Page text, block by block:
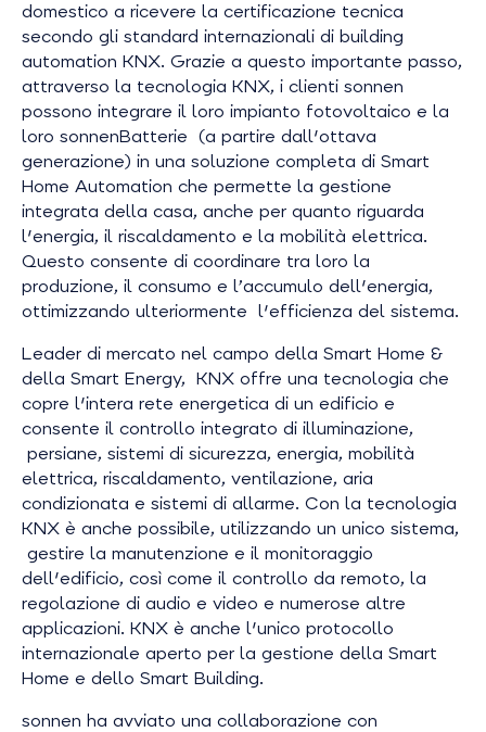
domestico a ricevere la certificazione tecnica
secondo gli standard internazionali di building
automation KNX. Grazie a questo importante passo,
attraverso la tecnologia KNX, i clienti sonnen
possono integrare il loro impianto fotovoltaico e la
loro sonnenBatterie (a partire dall'ottava
generazione) in una soluzione completa di Smart
Home Automation che permette la gestione
integrata della casa, anche per quanto riguarda
l'energia, il riscaldamento e la mobilità elettrica.
Questo consente di coordinare tra loro la
produzione, il consumo e l’accumulo dell'energia,
ottimizzando ulteriormente l'efficienza del sistema.
Leader di mercato nel campo della Smart Home &
della Smart Energy, KNX offre una tecnologia che
copre l'intera rete energetica di un edificio e
consente il controllo integrato di illuminazione,
persiane, sistemi di sicurezza, energia, mobilità
elettrica, riscaldamento, ventilazione, aria
condizionata e sistemi di allarme. Con la tecnologia
KNX è anche possibile, utilizzando un unico sistema,
gestire la manutenzione e il monitoraggio
dell'edificio, così come il controllo da remoto, la
regolazione di audio e video e numerose altre
applicazioni. KNX è anche l'unico protocollo
internazionale aperto per la gestione della Smart
Home e dello Smart Building.
sonnen ha avviato una collaborazione con